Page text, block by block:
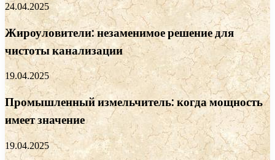
24.04.2025
Жироуловители: незаменимое решение для
чистоты канализации
19.04.2025
Промышленный измельчитель: когда мощность
имеет значение
19.04.2025